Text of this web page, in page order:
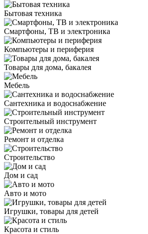
Бытовая техника
Смартфоны, ТВ и электроника
Компьютеры и периферия
Товары для дома, бакалея
Мебель
Сантехника и водоснабжение
Строительный инструмент
Ремонт и отделка
Строительство
Дом и сад
Авто и мото
Игрушки, товары для детей
Красота и стиль